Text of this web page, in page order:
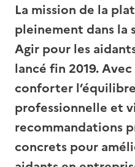
La mission de la
pleinement dans la
Agir pour les
lancé fin 2019.
conforter
professionnelle et
recommandations
concrets pour